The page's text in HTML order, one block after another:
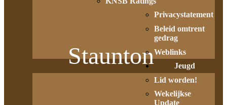
Staunton
Privacystatement
Beleid omtrent
gedrag
Weblinks
Jeugd
Lid worden!
Wekelijkse
Update